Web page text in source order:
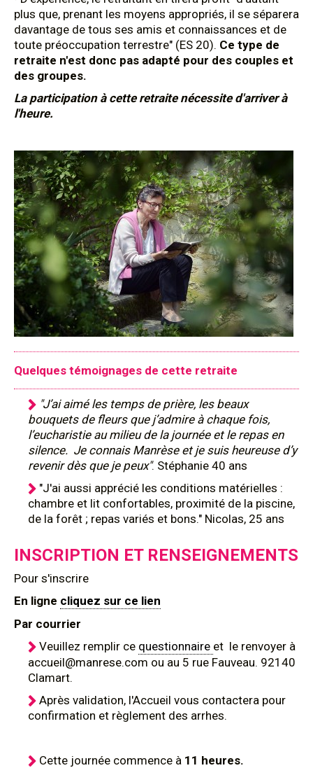
plus que, prenant les moyens appropriés, il se séparera
davantage de tous ses amis et connaissances et de
toute préoccupation terrestre" (ES 20). Ce type de
retraite n'est donc pas adapté pour des couples et
des groupes.
La participation à cette retraite nécessite d'arriver à
l'heure.
Quelques témoignages de cette retraite
"J’ai aimé les temps de prière, les beaux
bouquets de fleurs que j’admire à chaque fois,
l’eucharistie au milieu de la journée et le repas en
silence. Je connais Manrèse et je suis heureuse d’y
revenir dès que je peux". Stéphanie 40 ans
"J'ai aussi apprécié les conditions matérielles :
chambre et lit confortables, proximité de la piscine,
de la forêt ; repas variés et bons." Nicolas, 25 ans
INSCRIPTION ET RENSEIGNEMENTS
Pour s'inscrire
En ligne cliquez sur ce lien
Par courrier
Veuillez remplir ce questionnaire et le renvoyer à
accueil@manrese.com ou au 5 rue Fauveau. 92140
Clamart.
Après validation, l'Accueil vous contactera pour
confirmation et règlement des arrhes.
Cette journée commence à 11 heures.